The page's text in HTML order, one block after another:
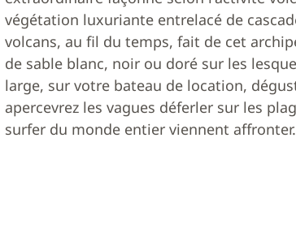
végétation luxuriante entrelacé de
volcans, au fil du temps, fait de cet
de sable blanc, noir ou doré sur les
large, sur votre bateau de location,
apercevrez les vagues déferler sur les
surfer du monde entier viennent affronter.